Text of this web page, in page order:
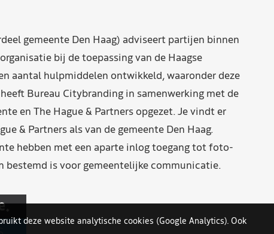
gemeente Den Haag) adviseert partijen binnen
bij de toepassing van de Haagse
aantal hulpmiddelen ontwikkeld, waaronder deze
Bureau Citybranding in samenwerking met de
en The Hague & Partners opgezet. Je vindt er
& Partners als van de gemeente Den Haag.
hebben met een aparte inlog toegang tot foto-
bestemd is voor gemeentelijke communicatie.
deze website analytische cookies (Google Analytics). Ook